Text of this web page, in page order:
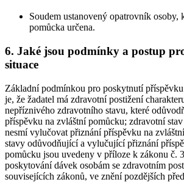
Soudem ustanovený opatrovník osoby,
pomůcka určena.
6. Jaké jsou podmínky a postup
situace
Základní podmínkou pro poskytnutí
je, že žadatel má zdravotní postižení
nepříznivého zdravotního stavu, které
příspěvku na zvláštní pomůcku; zdravotní
nesmí vylučovat přiznání příspěvku na
stavy odůvodňující a vylučující přiznání
pomůcku jsou uvedeny v příloze k zákonu č.
poskytování dávek osobám se zdravotním
souvisejících zákonů, ve znění pozdějších